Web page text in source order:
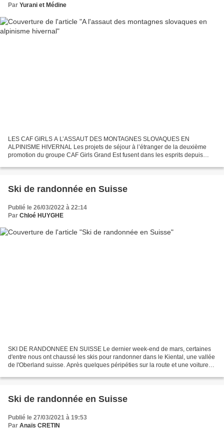
Par Yurani et Médine
LES CAF GIRLS A L’ASSAUT DES MONTAGNES SLOVAQUES EN
ALPINISME HIVERNAL Les projets de séjour à l’étranger de la deuxième
promotion du groupe CAF Girls Grand Est fusent dans les esprits depuis
Ski de randonnée en Suisse
Publié le 26/03/2022 à 22:14
Par Chloé HUYGHE
SKI DE RANDONNEE EN SUISSE Le dernier week-end de mars, certaines
d'entre nous ont chaussé les skis pour randonner dans le Kiental, une vallée
de l'Oberland suisse. Après quelques péripéties sur la route et une voiture
Ski de randonnée en Suisse
Publié le 27/03/2021 à 19:53
Par Anaïs CRETIN